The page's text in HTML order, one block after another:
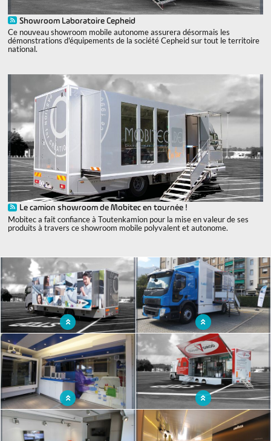
Showroom Laboratoire Cepheid
Ce nouveau showroom mobile autonome assurera désormais les
démonstrations d'équipements de la société Cepheid sur tout le territoire
national.
Le camion showroom de Mobitec en tournée !
Mobitec a fait confiance à Toutenkamion pour la mise en valeur de ses
produits à travers ce showroom mobile polyvalent et autonome.
x
Point de vente mobile allant à la
rencontre des habitants
Unité itinérante de vente spécialisé
Point de vente mobile adapté à la
vente de tout type de produits
Camion réaménagé en point de vente
mobile